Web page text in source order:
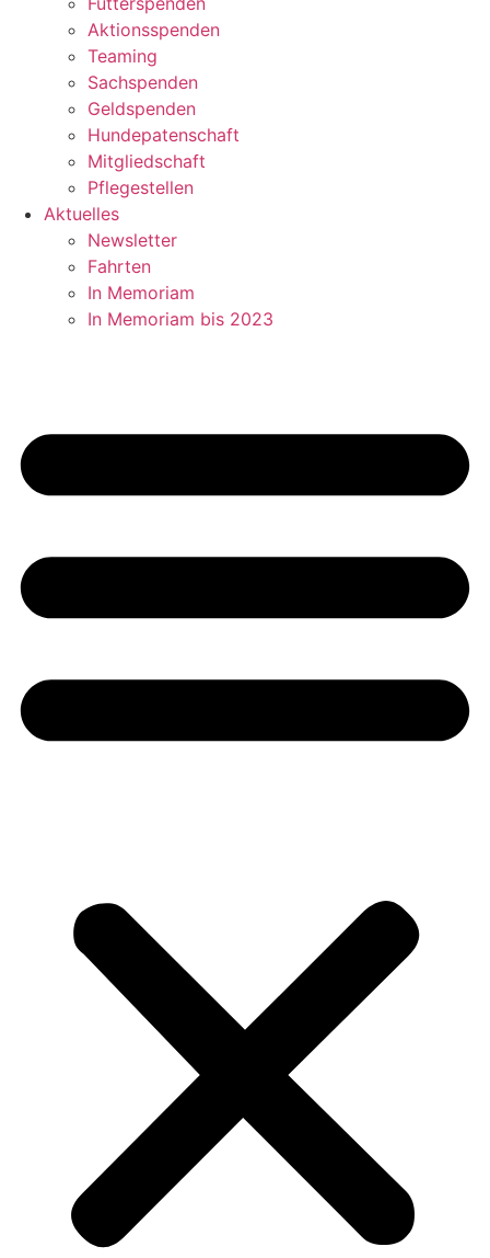
Aktionsspenden
Teaming
Sachspenden
Geldspenden
Hundepatenschaft
Mitgliedschaft
Pflegestellen
Aktuelles
Newsletter
Fahrten
In Memoriam
In Memoriam bis 2023